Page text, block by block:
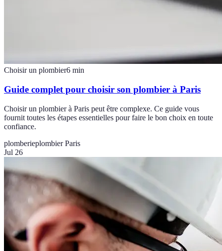
Choisir un plombier6 min
Guide complet pour choisir son plombier à Paris
Choisir un plombier à Paris peut être complexe. Ce guide vous
fournit toutes les étapes essentielles pour faire le bon choix en toute
confiance.
plomberieplombier Paris
Jul 26